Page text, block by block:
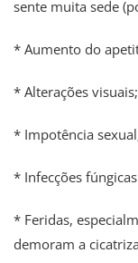
sente muita sede
* Aumento do
* Alterações visuais;
* Impotência
* Infecções
* Feridas,
demoram a